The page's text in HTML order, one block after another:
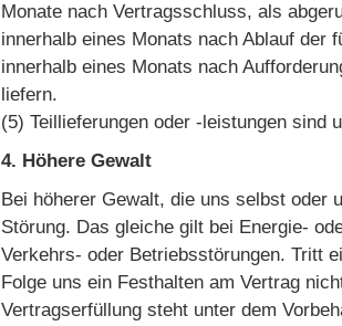
Monate nach Vertragsschluss, als
innerhalb eines Monats nach Ablauf der
innerhalb eines Monats nach
liefern.
(5) Teillieferungen oder -leistungen sind
4. Höhere Gewalt
Bei höherer Gewalt, die uns selbst oder
Störung. Das gleiche gilt bei Energie-
Verkehrs- oder Betriebsstörungen. Tritt
Folge uns ein Festhalten am Vertrag
Vertragserfüllung steht unter dem